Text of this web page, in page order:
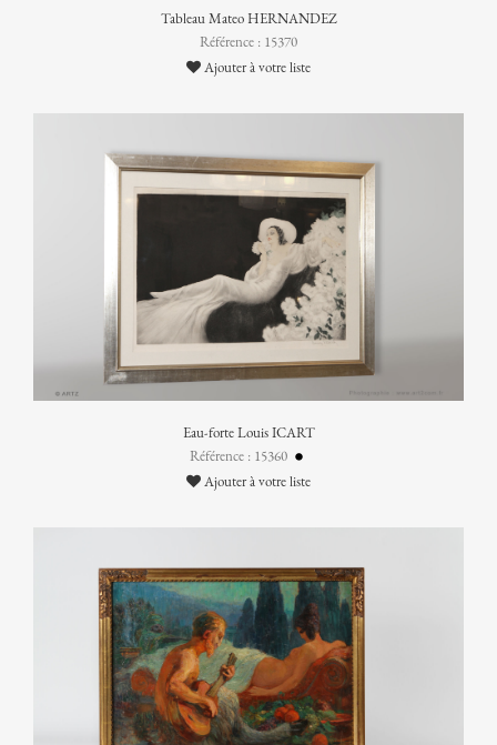
Tableau Mateo HERNANDEZ
Référence : 15370
Ajouter à votre liste
Eau-forte Louis ICART
Référence : 15360
Ajouter à votre liste